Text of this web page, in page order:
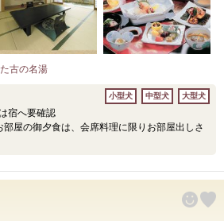
古の名湯
宿へ要確認
屋の御夕食は、会席料理に限りお部屋出しさ
小型犬 中型犬 大型犬